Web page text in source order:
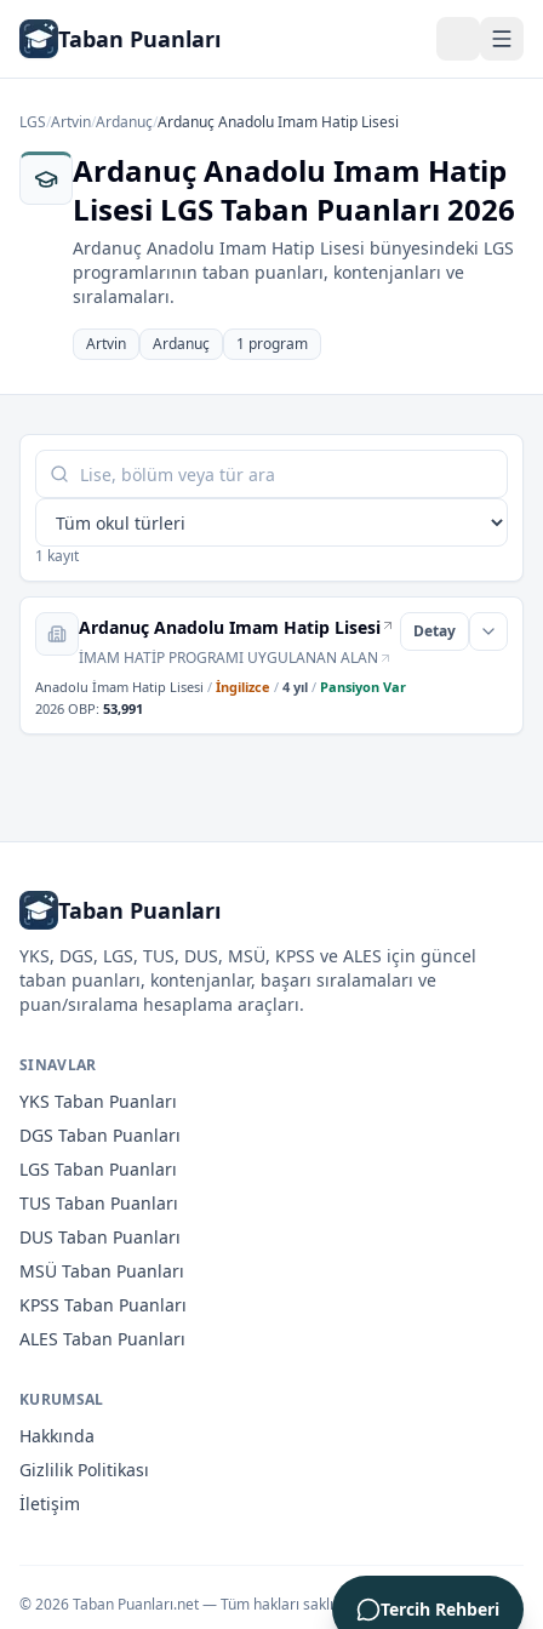
Taban Puanları
LGS/Artvin/Ardanuç/Ardanuç Anadolu Imam Hatip Lisesi
Ardanuç Anadolu Imam Hatip
Lisesi LGS Taban Puanları 2026
Ardanuç Anadolu Imam Hatip Lisesi bünyesindeki LGS
programlarının taban puanları, kontenjanları ve
sıralamaları.
Artvin Ardanuç 1 program
Tabloda ara
1 kayıt
Ardanuç Anadolu Imam Hatip Lisesi
İMAM HATİP PROGRAMI UYGULANAN ALAN
Detay
Anadolu İmam Hatip Lisesi / İngilizce / 4 yıl / Pansiyon Var
2026 OBP: 53,991
Taban Puanları
YKS, DGS, LGS, TUS, DUS, MSÜ, KPSS ve ALES için güncel
taban puanları, kontenjanlar, başarı sıralamaları ve
puan/sıralama hesaplama araçları.
SINAVLAR
YKS Taban Puanları
DGS Taban Puanları
LGS Taban Puanları
TUS Taban Puanları
DUS Taban Puanları
MSÜ Taban Puanları
KPSS Taban Puanları
ALES Taban Puanları
KURUMSAL
Hakkında
Gizlilik Politikası
İletişim
©2026Taban Puanları.net — Tüm hakları saklıdır. Tercih Rehberi